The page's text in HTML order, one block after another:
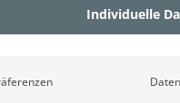
Individuelle